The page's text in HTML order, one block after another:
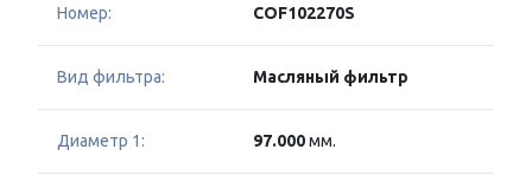
Номер: COF102270S
Вид фильтра: Масляный фильтр
Диаметр 1: 97.000мм.